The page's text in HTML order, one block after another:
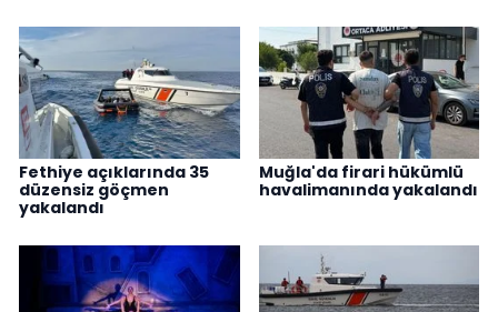
Fethiye açıklarında 35
düzensiz göçmen
yakalandı
Muğla'da firari hükümlü
havalimanında yakalandı